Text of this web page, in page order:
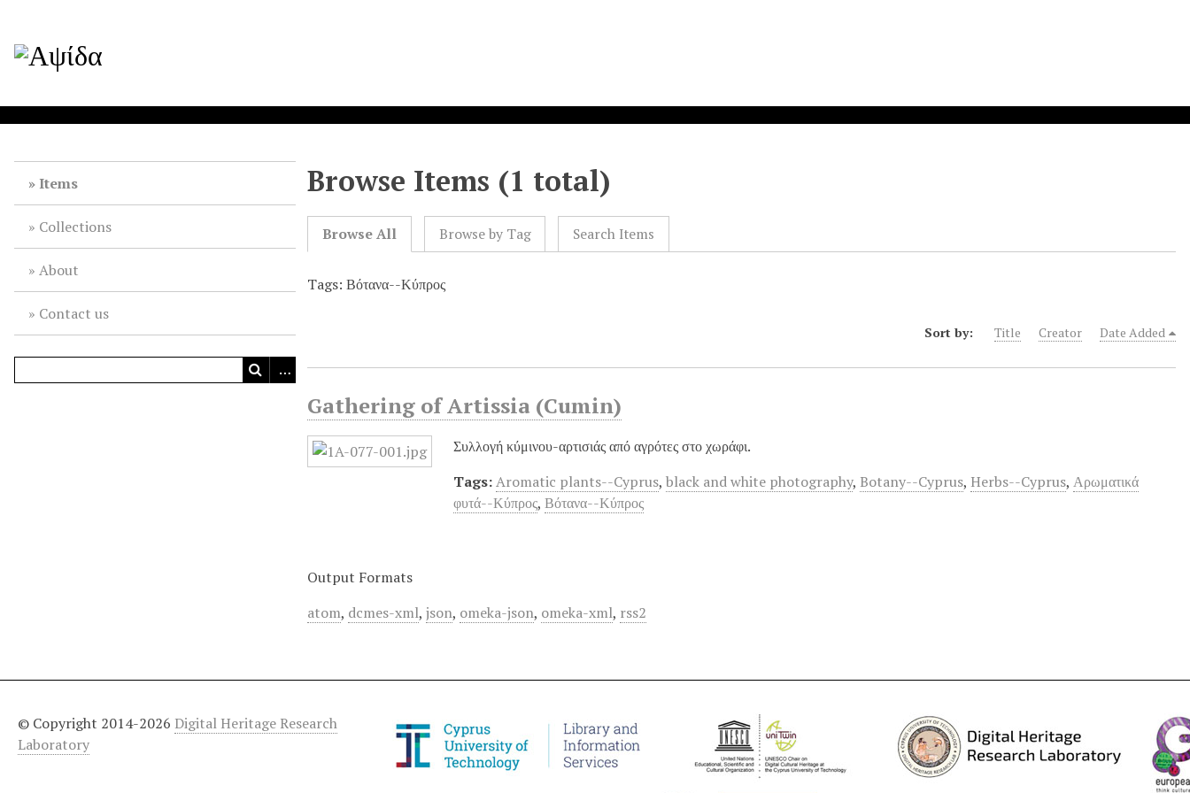
Items
Collections
About
Contact us
Browse Items (1 total)
Browse All Browse by Tag Search Items
Tags: Βότανα--Κύπρος
Sort by: Title Creator Date Added
Gathering of Artissia (Cumin)
Συλλογή κύμινου-αρτισιάς από αγρότες στο χωράφι.
Tags: Aromatic plants--Cyprus,black and white photography, Botany--Cyprus, Herbs--Cyprus,Αρωματικά
φυτά--Κύπρος,Βότανα--Κύπρος
Output Formats
atom, dcmes-xml,json, omeka-json, omeka-xml, rss2
© Copyright 2014-2026 Digital Heritage Research
Laboratory